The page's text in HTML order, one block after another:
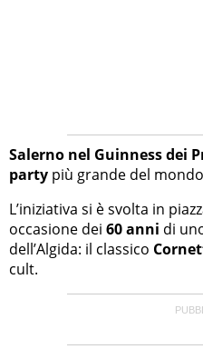
Salerno nel Guinness dei
party più grande del
L’iniziativa si è svolta in
occasione dei 60 anni di
dell’Algida: il classico
cult.